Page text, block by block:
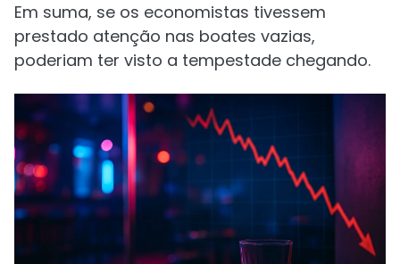
Em suma, se os economistas tivessem
prestado atenção nas boates vazias,
poderiam ter visto a tempestade chegando.